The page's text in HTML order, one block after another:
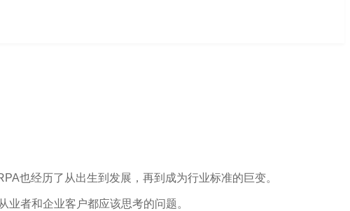
也经历了从出生到发展，再到成为行业标准的巨变。
者和企业客户都应该思考的问题。